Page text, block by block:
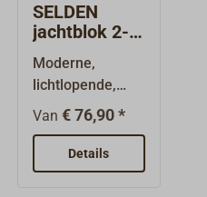
SELDEN
jachtblok 2-
scheibig
Moderne,
lichtlopende,
tweeschijfs
draaibare
blokken met
glijlager,
Van € 76,90 *
Details